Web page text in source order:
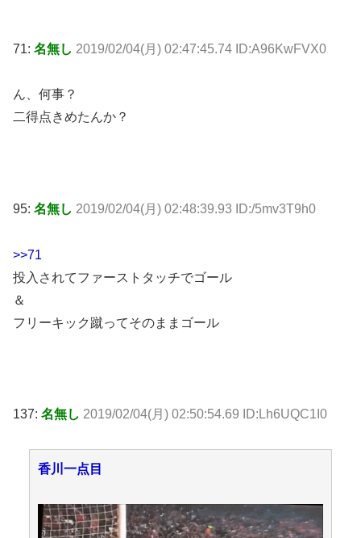
71: 名無し 2019/02/04(月) 02:47:45.74 ID:A96KwFVX0
ん、何事？
二得点きめたんか？
95: 名無し 2019/02/04(月) 02:48:39.93 ID:/5mv3T9h0
>>71
投入されてファーストタッチでゴール
＆
フリーキック蹴ってそのままゴール
137: 名無し 2019/02/04(月) 02:50:54.69 ID:Lh6UQC1I0
香川一点目